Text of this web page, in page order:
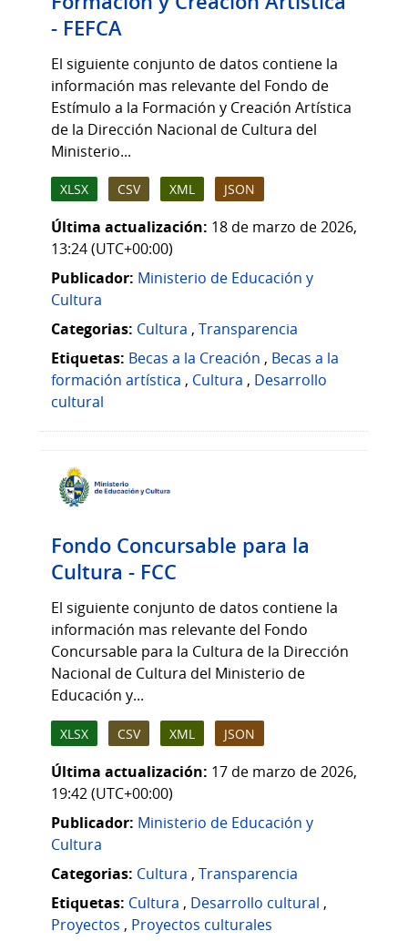
- FEFCA
El siguiente conjunto de datos contiene la
información mas relevante del Fondo de
Estímulo a la Formación y Creación Artística
de la Dirección Nacional de Cultura del
Ministerio...
XLSX CSV XML JSON
Última actualización: 18 de marzo de 2026,
13:24 (UTC+00:00)
Publicador: Ministerio de Educación y
Cultura
Categorias: Cultura , Transparencia
Etiquetas: Becas a la Creación , Becas a la
formación artística , Cultura , Desarrollo
cultural
Fondo Concursable para la
Cultura - FCC
El siguiente conjunto de datos contiene la
información mas relevante del Fondo
Concursable para la Cultura de la Dirección
Nacional de Cultura del Ministerio de
Educación y...
XLSX CSV XML JSON
Última actualización: 17 de marzo de 2026,
19:42 (UTC+00:00)
Publicador: Ministerio de Educación y
Cultura
Categorias: Cultura , Transparencia
Etiquetas: Cultura , Desarrollo cultural ,
Proyectos , Proyectos culturales